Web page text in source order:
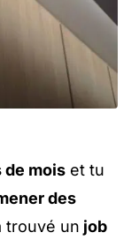
de mois et tu
des
trouvé un job